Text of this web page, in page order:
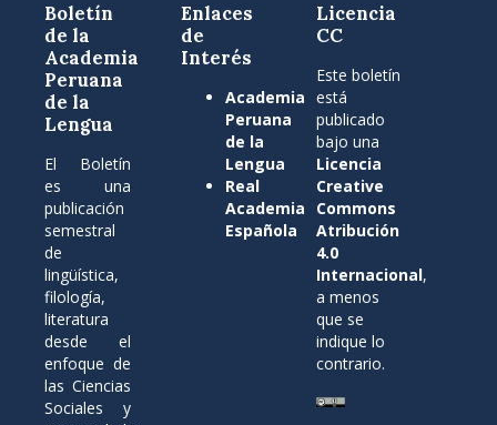
Boletín
de la
Academia
Peruana
de la
Lengua
El Boletín
es una
publicación
semestral
de
lingüística,
filología,
literatura
desde el
enfoque de
las Ciencias
Sociales y
Enlaces
de
Interés
Academia
Peruana
de la
Lengua
Real
Academia
Española
Licencia
CC
Este boletín
está
publicado
bajo una
Licencia
Creative
Commons
Atribución
4.0
Internacional,
a menos
que se
indique lo
contrario.